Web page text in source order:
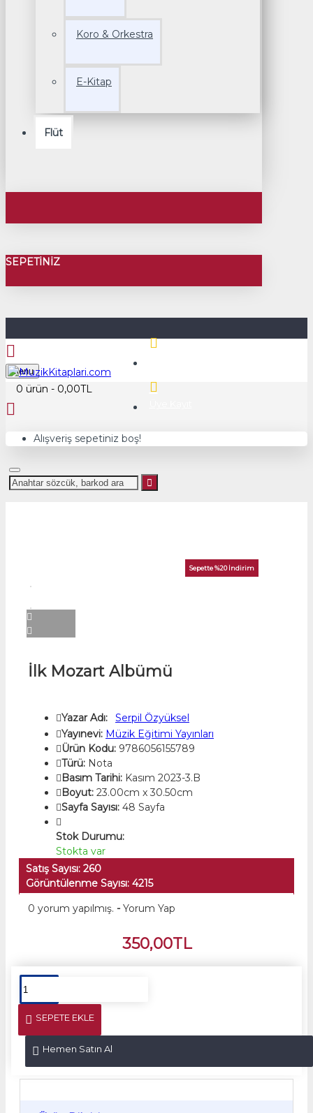
Koro & Orkestra
E-Kitap
Flüt
SEPETINIZ
Menu
0 ürün - 0,00TL
Alışveriş sepetiniz boş!
Sepette %20 İndirim
İlk Mozart Albümü
Yazar Adı:
Serpil Özyüksel
Yayınevi: Müzik Eğitimi Yayınları
Ürün Kodu: 9786056155789
Türü: Nota
Basım Tarihi: Kasım 2023-3.B
Boyut: 23.00cm x 30.50cm
Sayfa Sayısı: 48 Sayfa
Stok Durumu:
Stokta var
Satış Sayısı: 260
Görüntülenme Sayısı: 4215
0 yorum yapılmış. - Yorum Yap
350,00TL
SEPETE EKLE
Hemen Satın Al